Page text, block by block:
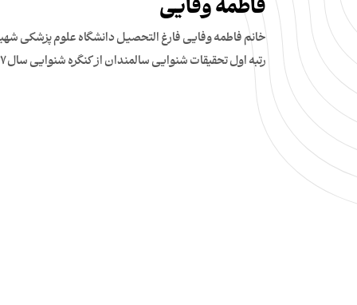
فاطمه وفایی
خانم فاطمه وفایی فارغ التحصیل دانشگاه علوم پزشکی
رتبه اول تحقیقات شنوایی سالمندان از کنگره شنوایی سال ۱۳۸۷